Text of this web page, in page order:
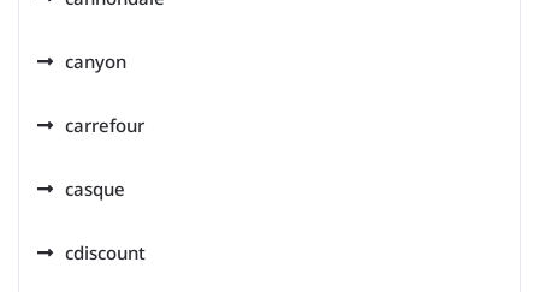
canyon
carrefour
casque
cdiscount